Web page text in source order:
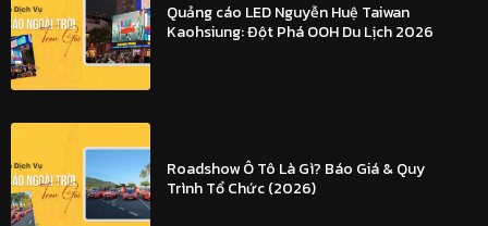
Quảng cáo LED Nguyễn Huệ Taiwan
Kaohsiung: Đột Phá OOH Du Lịch 2026
Roadshow Ô Tô Là Gì? Báo Giá & Quy
Trình Tổ Chức (2026)